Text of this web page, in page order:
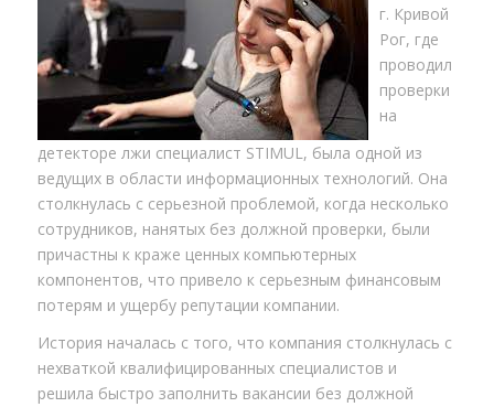
г. Кривой
Рог, где
проводил
проверки
на
детекторе лжи специалист STIMUL, была одной из
ведущих в области информационных технологий. Она
столкнулась с серьезной проблемой, когда несколько
сотрудников, нанятых без должной проверки, были
причастны к краже ценных компьютерных
компонентов, что привело к серьезным финансовым
потерям и ущербу репутации компании.
История началась с того, что компания столкнулась с
нехваткой квалифицированных специалистов и
решила быстро заполнить вакансии без должной